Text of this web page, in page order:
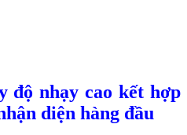
độ nhạy cao kết hợp
diện hàng đầu